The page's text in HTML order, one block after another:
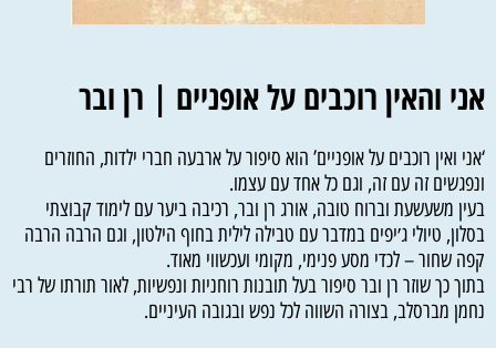
אני והאין רוכבים על אופניים | רן ובר
‘אני ואין רוכבים על אופניים’ הוא סיפור על ארבעה חברי ילדות, החוזרים
ונפגשים זה עם זה, וגם כל אחד עם עצמו.
בעין משעשעת וברוח טובה, אורג רן ובר, רכיבה ביער עם לימוד קבוצתי
בסלון, טיולי ג׳יפים במדבר עם טבילה לילית בחוף הילטון, וגם הרבה הרבה
קפה שחור – לכדי מסע פנימי, מקומי ועכשווי מאוד.
בתוך כך שוזר רן ובר סיפור בעל תובנות רוחניות ונפשיות, לאור תורתו של רבי
נחמן מברסלב, בצורה השווה לכל נפש ובגובה העיניים.